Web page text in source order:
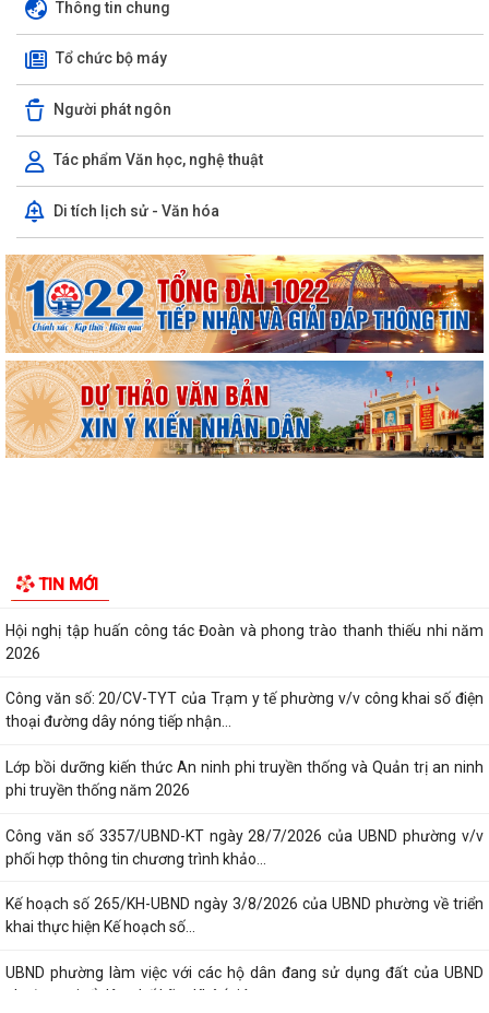
Thông tin chung
Tổ chức bộ máy
Người phát ngôn
Tác phẩm Văn học, nghệ thuật
Di tích lịch sử - Văn hóa
TIN MỚI
UBND phường triển khai công tác khám sức khoẻ định kỳ, khám sàng
lọc miễn phí cho người dân trên...
Ban đại diện Hội đồng quản trị Ngân hàng Chính sách xã hội phường
Kiến An tổ chức phiên họp giao...
TỪ NGÀY 08/8/2026: NHIỀU THỦ TỤC HÀNH CHÍNH TRỰC TUYẾN TẠI
giữa năm 2026 HĐND thành phố...
Hội nghị tập huấn công tác Đoàn và phong trào thanh thiếu nhi năm
2026
Công văn số: 20/CV-TYT của Trạm y tế phường v/v công khai số điện
thoại đường dây nóng tiếp nhận...
Lớp bồi dưỡng kiến thức An ninh phi truyền thống và Quản trị an ninh
phi truyền thống năm 2026
Công văn số 3357/UBND-KT ngày 28/7/2026 của UBND phường v/v
phối hợp thông tin chương trình khảo...
Kế hoạch số 265/KH-UBND ngày 3/8/2026 của UBND phường về triển
khai thực hiện Kế hoạch số...
UBND phường làm việc với các hộ dân đang sử dụng đất của UBND
phường tại tổ dân phố Lãm Khê (giáp...